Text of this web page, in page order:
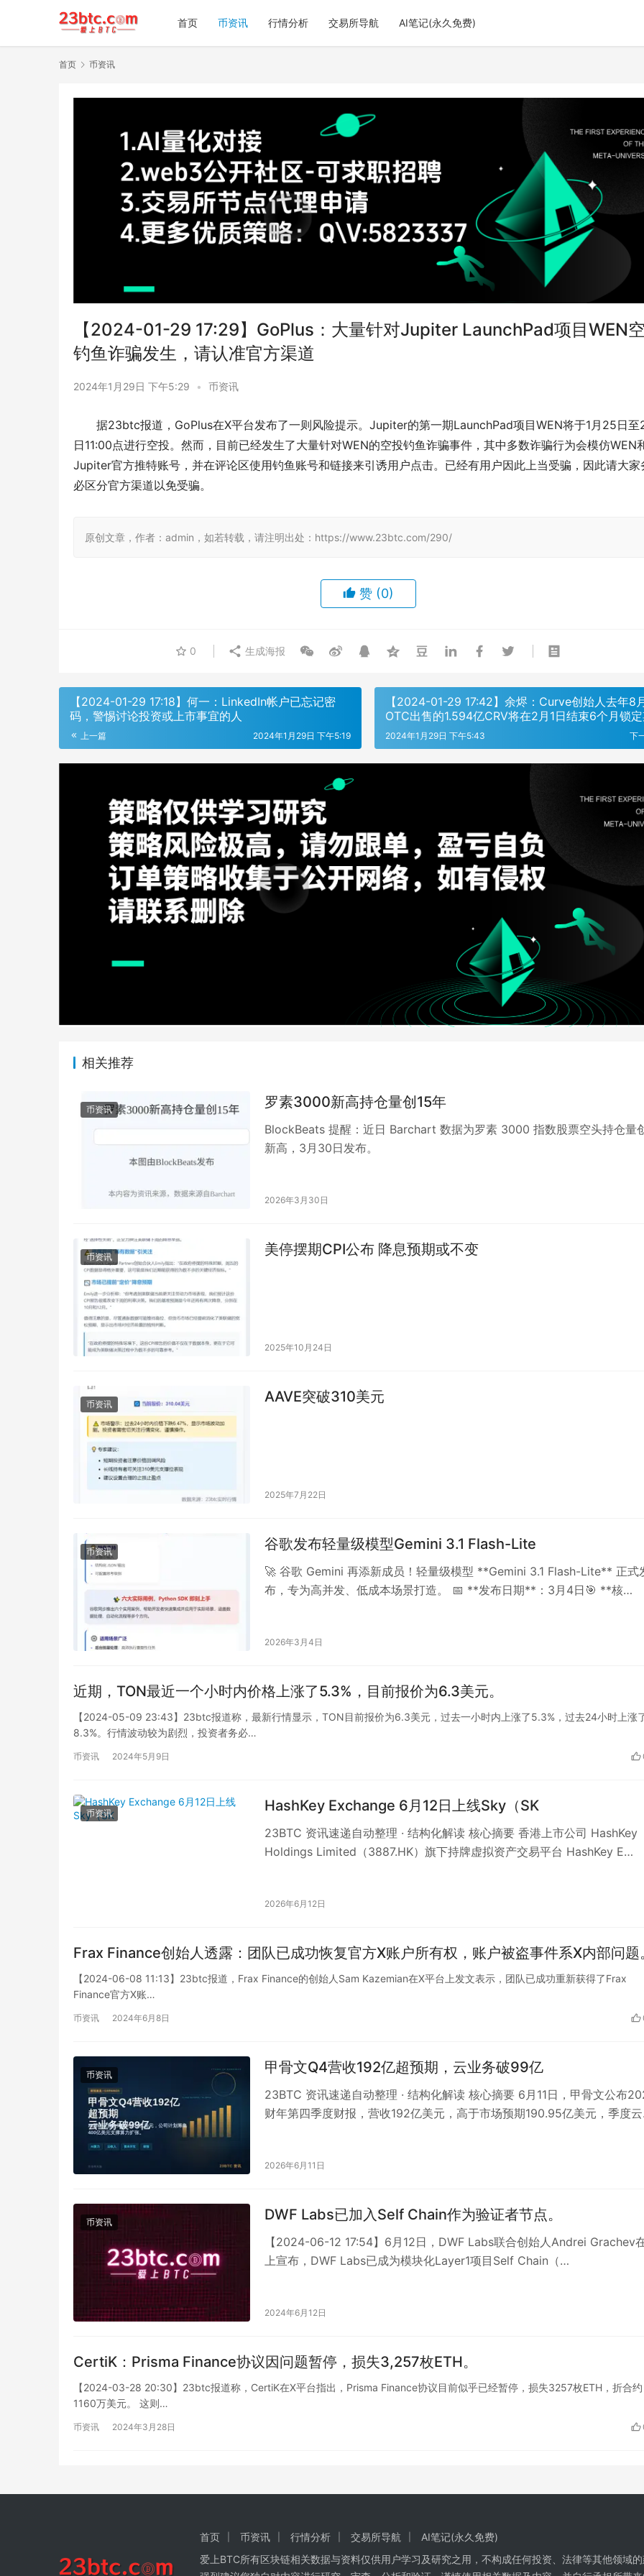
首页 币资讯 行情分析 交易所导航 AI笔记(永久免费)
首页 币资讯
【2024-01-29 17:29】GoPlus：大量针对Jupiter LaunchPad项目WEN
钓鱼诈骗发生，请认准官方渠道
2024年1月29日 下午5:29 • 币资讯
据23btc报道，GoPlus在X平台发布了一则风险提示。Jupiter的第一期LaunchPad项目WEN将于1月25日至
日11:00点进行空投。然而，目前已经发生了大量针对WEN的空投钓鱼诈骗事件，其中多数诈骗行为会模仿WEN
Jupiter官方推特账号，并在评论区使用钓鱼账号和链接来引诱用户点击。已经有用户因此上当受骗，因此请大家
必区分官方渠道以免受骗。
原创文章，作者：admin，如若转载，请注明出处：https://www.23btc.com/290/
赞 (0)
0 生成海报
【2024-01-29 17:18】何一：LinkedIn帐户已忘记密
码，警惕讨论投资或上市事宜的人
上一篇 2024年1月29日 下午5:19
【2024-01-29 17:42】余烬：Curve创始人去年8
OTC出售的1.594亿CRV将在2月1日结束6个月锁
下
2024年1月29日 下午5:43
相关推荐
币资讯 罗素3000新高持仓量创15年
BlockBeats 提醒：近日 Barchart 数据为罗素 3000 指数股票空头持仓量
新高，3月30日发布。
2026年3月30日
币资讯 美停摆期CPI公布 降息预期或不变
2025年10月24日
币资讯 AAVE突破310美元
2025年7月22日
币资讯 谷歌发布轻量级模型Gemini 3.1 Flash-Lite
🚀 谷歌 Gemini 再添新成员！轻量级模型 **Gemini 3.1 Flash-Lite** 正式
布，专为高并发、低成本场景打造。 📅 **发布日期**：3月4日🎯 **核…
2026年3月4日
近期，TON最近一个小时内价格上涨了5.3%，目前报价为6.3美元。
【2024-05-09 23:43】23btc报道称，最新行情显示，TON目前报价为6.3美元，过去一小时内上涨了5.3%，过去24小时上涨
8.3%。行情波动较为剧烈，投资者务必…
币资讯 2024年5月9日
币资讯 HashKey Exchange 6月12日上线Sky（SK
23BTC 资讯速递自动整理 · 结构化解读 核心摘要 香港上市公司 HashKey
Holdings Limited（3887.HK）旗下持牌虚拟资产交易平台 HashKey E…
2026年6月12日
Frax Finance创始人透露：团队已成功恢复官方X账户所有权，账户被盗事件系X内部问题
【2024-06-08 11:13】23btc报道，Frax Finance的创始人Sam Kazemian在X平台上发文表示，团队已成功重新获得了Frax
Finance官方X账…
币资讯 2024年6月8日
币资讯 甲骨文Q4营收192亿超预期，云业务破99亿
23BTC 资讯速递自动整理 · 结构化解读 核心摘要 6月11日，甲骨文公布
财年第四季度财报，营收192亿美元，高于市场预期190.95亿美元，季度
2026年6月11日
币资讯 DWF Labs已加入Self Chain作为验证者节点。
【2024-06-12 17:54】6月12日，DWF Labs联合创始人Andrei Grachev
上宣布，DWF Labs已成为模块化Layer1项目Self Chain（…
2024年6月12日
CertiK：Prisma Finance协议因问题暂停，损失3,257枚ETH。
【2024-03-28 20:30】23btc报道称，CertiK在X平台指出，Prisma Finance协议目前似乎已经暂停，损失3257枚ETH，折合约
1160万美元。 这则…
币资讯 2024年3月28日
首页 币资讯 行情分析 交易所导航
AI笔记(永久免费)
爱上BTC所有区块链相关数据与资料仅供用户学习及研究之用，不构成任何投资、法律等其他领域